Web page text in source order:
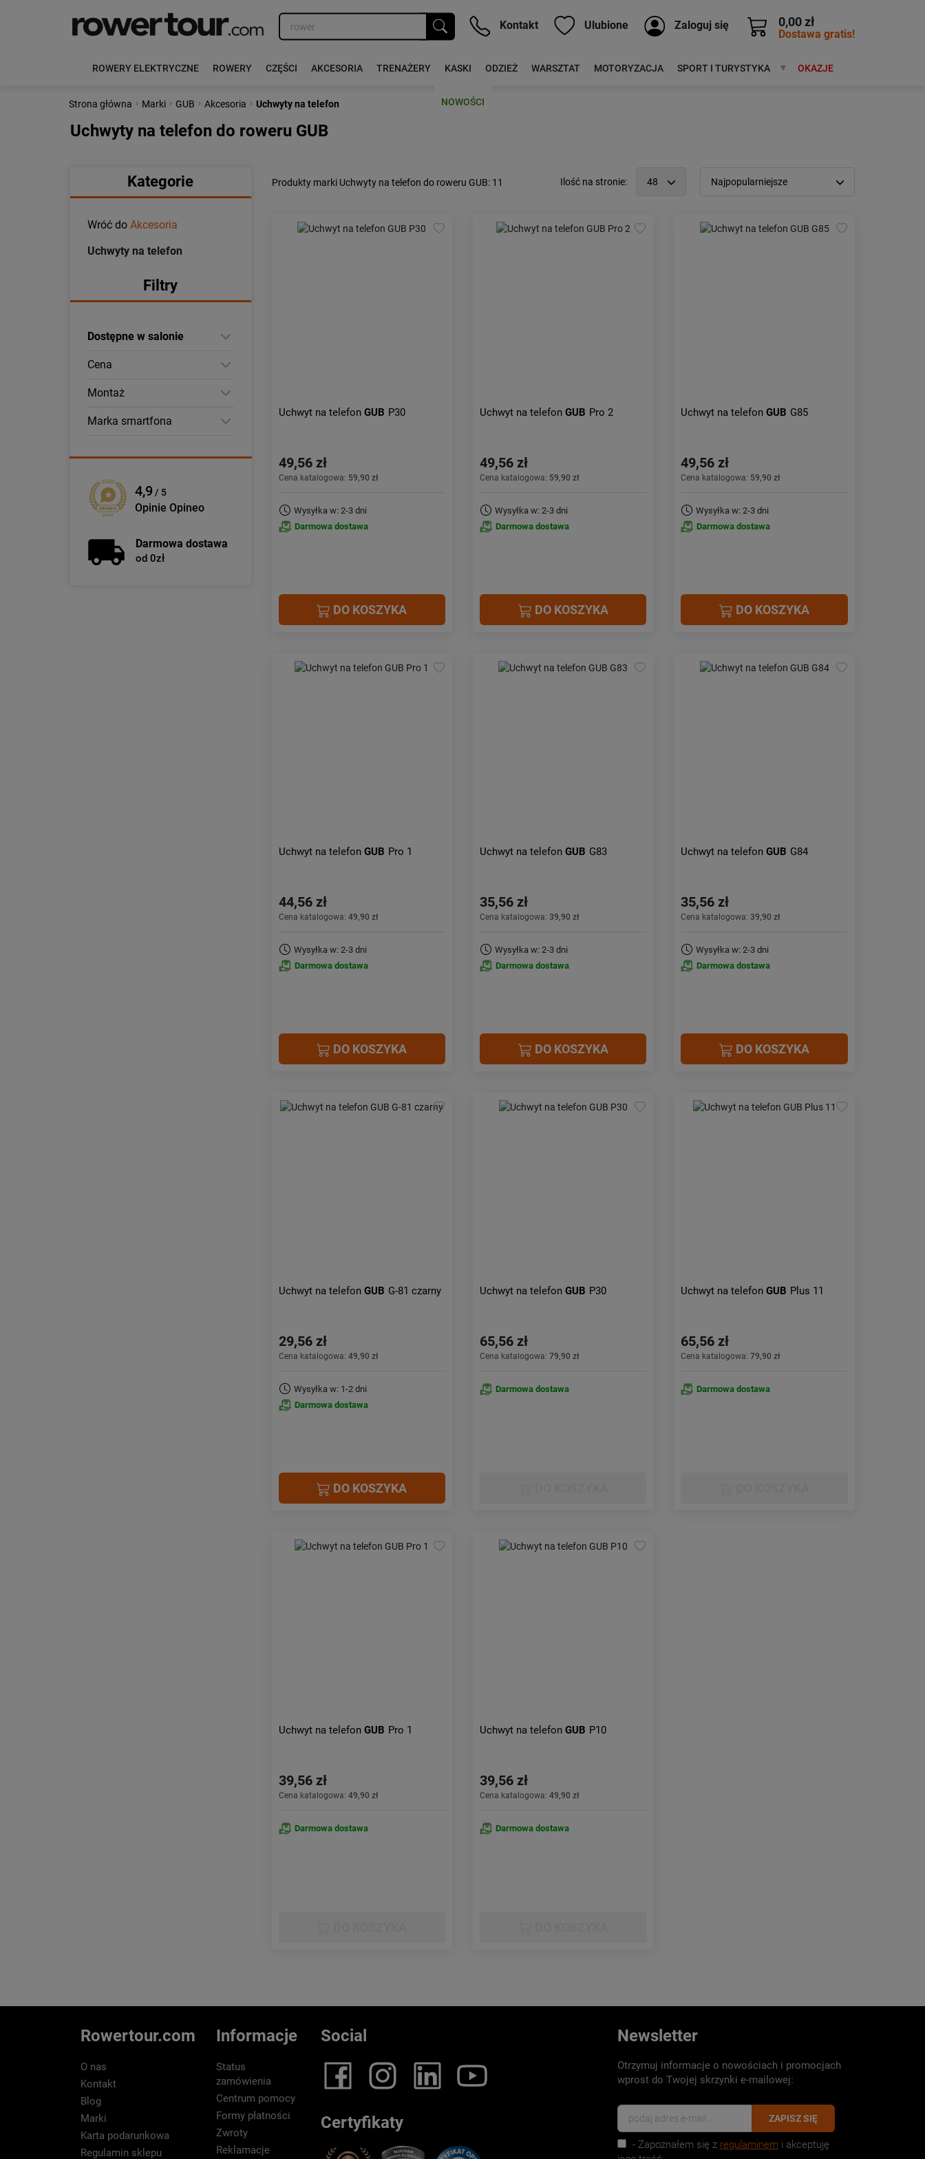
0,00 zł
Dostawa gratis!
Kontakt Ulubione Zaloguj się
ROWERY ELEKTRYCZNE ROWERY CZĘŚCI AKCESORIA TRENAŻERY KASKI ODZIEŻ WARSZTAT MOTORYZACJA SPORT I TURYSTYKA MARKIOKAZJE
NOWOŚCI
Strona główna › Marki › GUB › Akcesoria › Uchwyty na telefon
Uchwyty na telefon do roweru GUB
Ilość na stronie: 48 Najpopularniejsze
Cena:
od najniższej
Kategorie
Wróć do Akcesoria
Uchwyty na telefon
Filtry
Dostępne w salonie
Cena
Montaż
Marka smartfona
4,9 / 5
Opinie Opineo
Darmowa dostawa
od 0zł
Produkty marki Uchwyty na telefon do roweru GUB: 11
Uchwyt na telefon GUB P30
49,56 zł
Cena katalogowa: 59,90 zł
Wysyłka w: 2-3 dni
Darmowa dostawa
DO KOSZYKA
Uchwyt na telefon GUB Pro 2
49,56 zł
Cena katalogowa: 59,90 zł
Wysyłka w: 2-3 dni
Darmowa dostawa
DO KOSZYKA
Uchwyt na telefonGUB G85
49,56 zł
Cena katalogowa: 59,90 zł
Wysyłka w: 2-3 dni
Darmowa dostawa
DO KOSZYKA
Uchwyt na telefon GUB Pro 1
44,56 zł
Cena katalogowa: 49,90 zł
Wysyłka w: 2-3 dni
Darmowa dostawa
DO KOSZYKA
Uchwyt na telefon GUB G83
35,56 zł
Cena katalogowa: 39,90 zł
Wysyłka w: 2-3 dni
Darmowa dostawa
DO KOSZYKA
Uchwyt na telefonGUB G84
35,56 zł
Cena katalogowa:39,90 zł
Wysyłka w: 2-3 dni
Darmowa dostawa
DO KOSZYKA
Uchwyt na telefon GUB G-81 czarny
29,56 zł
Cena katalogowa: 49,90 zł
Wysyłka w: 1-2 dni
Darmowa dostawa
DO KOSZYKA
Uchwyt na telefon GUB P30
65,56 zł
Cena katalogowa: 79,90 zł
Darmowa dostawa
Uchwyt na telefonGUB Plus 11
65,56 zł
Cena katalogowa:79,90 zł
Darmowa dostawa
Uchwyt na telefon GUB Pro 1
39,56 zł
Cena katalogowa: 49,90 zł
Darmowa dostawa
Uchwyt na telefon GUB P10
39,56 zł
Cena katalogowa: 49,90 zł
Darmowa dostawa
Rowertour.com
O nas
Kontakt
Blog
Marki
Karta podarunkowa
Regulamin sklepu
Informacje
Status
zamówienia
Centrum pomocy
Formy płatności
Zwroty
Reklamacje
Social
Certyfikaty
Newsletter
Otrzymuj informacje o nowościach i promocjach
wprost do Twojej skrzynki e-mailowej:
ZAPISZ SIĘ
- Zapoznałem się z regulaminem i akceptuję